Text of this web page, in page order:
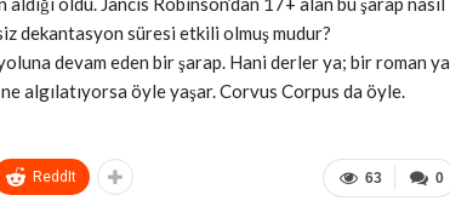
dekantasyon süresi etkili olmuş mudur?
devam eden bir şarap. Hani derler ya; bir roman ya
algılatıyorsa öyle yaşar. Corvus Corpus da öyle.
0
63
ReddIt